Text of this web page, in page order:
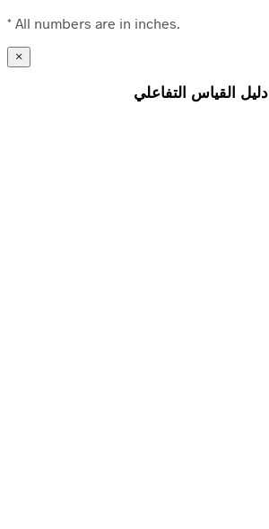
* All numbers are in inches.
×
دليل القياس التفاعلي